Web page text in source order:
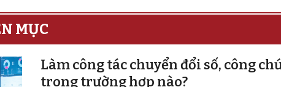
MỤC
Làm công tác chuyển đổi số, công
trong trường hợp nào?